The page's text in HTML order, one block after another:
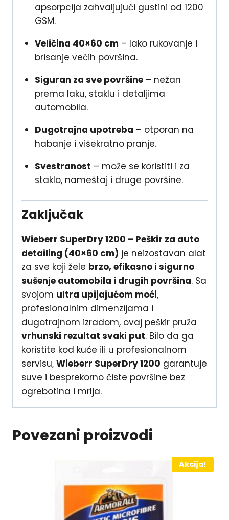
apsorpcija zahvaljujući gustini od 1200
GSM.
Veličina 40×60 cm – lako rukovanje i
brisanje većih površina.
Siguran za sve površine– nežan
prema laku, staklu i detaljima
automobila.
Dugotrajna upotreba – otporan na
habanje i višekratno pranje.
Svestranost – može se koristiti i za
staklo, nameštaj i druge površine.
Zaključak
Wieberr SuperDry 1200 – Peškir za auto
detailing (40×60 cm) je neizostavan alat
za sve koji žele brzo, efikasno i sigurno
sušenje automobila i drugih površina. Sa
svojom ultra upijajućom moći,
profesionalnim dimenzijama i
dugotrajnom izradom, ovaj peškir pruža
vrhunski rezultat svaki put. Bilo da ga
koristite kod kuće ili u profesionalnom
servisu, Wieberr SuperDry 1200 garantuje
suve i besprekorno čiste površine bez
ogrebotina i mrlja.
Povezani proizvodi
Akcija!